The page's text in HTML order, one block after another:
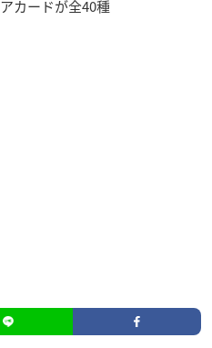
アカードが全40種